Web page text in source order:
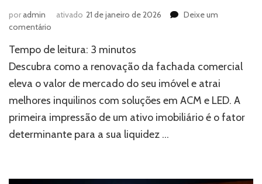
poradmin ativado 21 de janeiro de 2026
Deixe um
comentário
comercial:
como
renovação
visual
valorizar
o
Tempo de leitura: 3 minutos
Descubra como a renovação da fachada comercial
eleva o valor de mercado do seu imóvel e atrai
melhores inquilinos com soluções em ACM e LED. A
primeira impressão de um ativo imobiliário é o fator
determinante para a sua liquidez …